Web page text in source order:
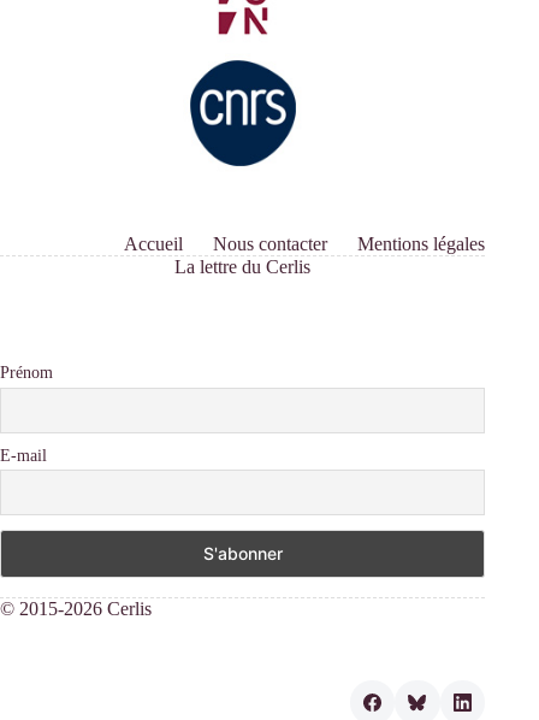
Accueil Nous contacter
Mentions légales
La lettre du Cerlis
Prénom
E-mail
© 2015-2026 Cerlis